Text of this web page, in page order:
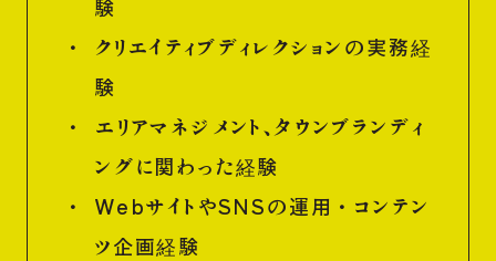
験
クリエイティブディレクションの実務経
験
エリアマネジメント、タウンブランディ
ングに関わった経験
WebサイトやSNSの運用・コンテン
ツ企画経験